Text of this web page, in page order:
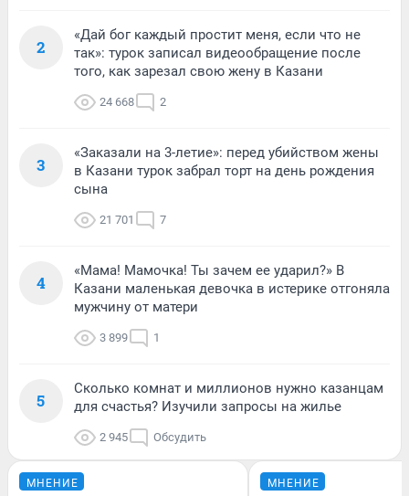
2
«Дай бог каждый простит меня, если что не
так»: турок записал видеообращение после
того, как зарезал свою жену в Казани
24 668 2
3
«Заказали на 3-летие»: перед убийством жены
в Казани турок забрал торт на день рождения
сына
21 701 7
4
«Мама! Мамочка! Ты зачем ее ударил?» В
Казани маленькая девочка в истерике отгоняла
мужчину от матери
3 899 1
5
Сколько комнат и миллионов нужно казанцам
для счастья? Изучили запросы на жилье
2 945 Обсудить
МНЕНИЕ МНЕНИЕ